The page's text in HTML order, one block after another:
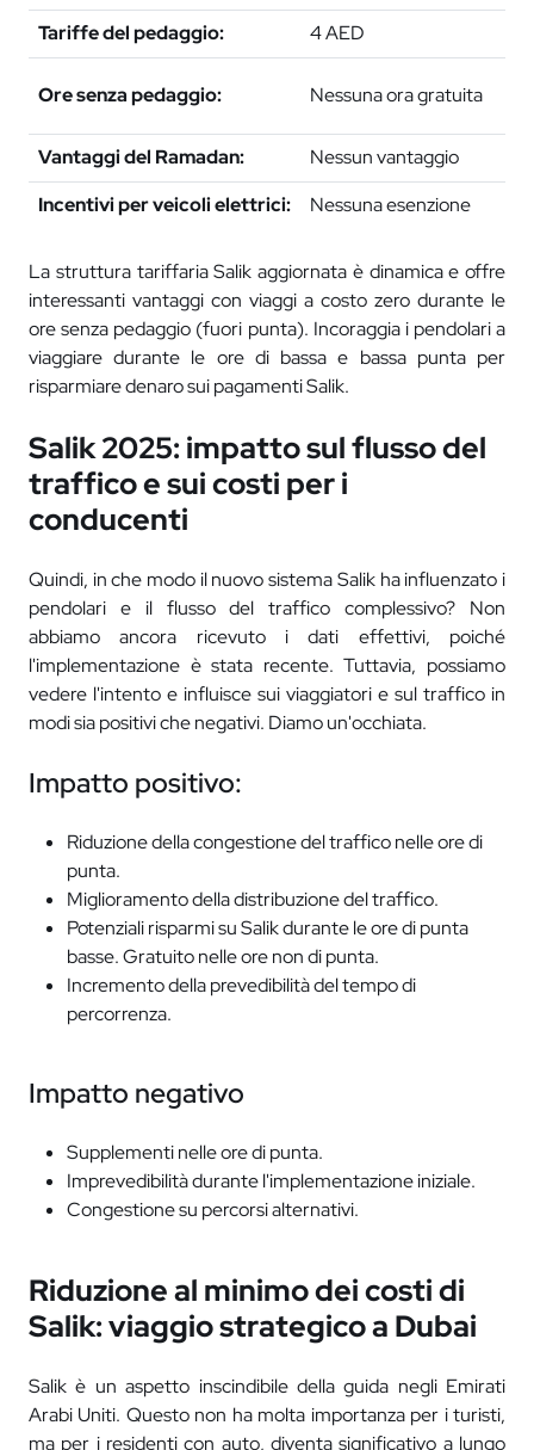
Tariffe del pedaggio: 4 AED
Ore senza pedaggio: Nessuna ora gratuita
Vantaggi del Ramadan:
Nessun vantaggio
Incentivi per veicoli elettrici:
Nessuna esenzione
La struttura tariffaria Salik aggiornata è dinamica e offre
interessanti vantaggi con viaggi a costo zero durante le
ore senza pedaggio (fuori punta). Incoraggia i pendolari a
viaggiare durante le ore di bassa e bassa punta per
risparmiare denaro sui pagamenti Salik.
Salik 2025: impatto sul flusso del
traffico e sui costi per i
conducenti
Quindi, in che modo il nuovo sistema Salik ha influenzato i
pendolari e il flusso del traffico complessivo? Non
abbiamo ancora ricevuto i dati effettivi, poiché
l'implementazione è stata recente. Tuttavia, possiamo
vedere l'intento e influisce sui viaggiatori e sul traffico in
modi sia positivi che negativi. Diamo un'occhiata.
Impatto positivo:
Riduzione della congestione del traffico nelle ore di
punta.
Miglioramento della distribuzione del traffico.
Potenziali risparmi su Salik durante le ore di punta
basse. Gratuito nelle ore non di punta.
Incremento della prevedibilità del tempo di
percorrenza.
Impatto negativo
Supplementi nelle ore di punta.
Imprevedibilità durante l'implementazione iniziale.
Congestione su percorsi alternativi.
Riduzione al minimo dei costi di
Salik: viaggio strategico a Dubai
Salik è un aspetto inscindibile della guida negli Emirati
Arabi Uniti. Questo non ha molta importanza per i turisti,
ma per i residenti con auto, diventa significativo a lungo